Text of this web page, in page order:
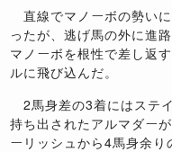
直線でマノーボの勢い
ったが、逃げ馬の外に進
マノーボを根性で差し返
ルに飛び込んだ。
2馬身差の3着にはステ
持ち出されたアルマダー
ーリッシュから4馬身余り